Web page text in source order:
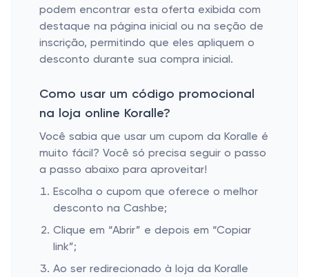
podem encontrar esta oferta exibida com
destaque na página inicial ou na seção de
inscrição, permitindo que eles apliquem o
desconto durante sua compra inicial.
Como usar um código promocional
na loja online Koralle?
Você sabia que usar um cupom da Koralle é
muito fácil? Você só precisa seguir o passo
a passo abaixo para aproveitar!
Escolha o cupom que oferece o melhor
desconto na Cashbe;
Clique em “Abrir” e depois em “Copiar
link”;
Ao ser redirecionado à loja da Koralle